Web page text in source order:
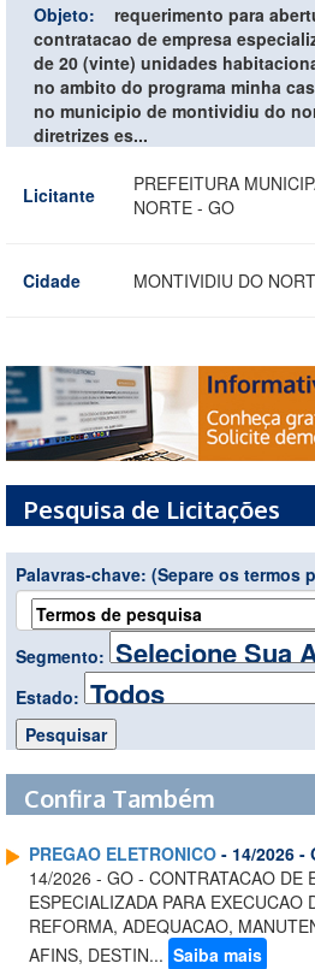
Objeto:
requerimento para
contratacao de empresa
de 20 (vinte) unidades
no ambito do programa minha
no municipio de montividiu do
diretrizes es...
Licitante
PREFEITURA
NORTE - GO
Cidade MONTIVIDIU DO
Pesquisa de Licitações
Palavras-chave: (Separe os termos
Segmento:
Estado:
Confira Também
PREGAO ELETRONICO - 14/2026 -
14/2026 - GO - CONTRATACAO DE
ESPECIALIZADA PARA EXECUCAO
REFORMA, ADEQUACAO,
AFINS, DESTIN... Saiba mais